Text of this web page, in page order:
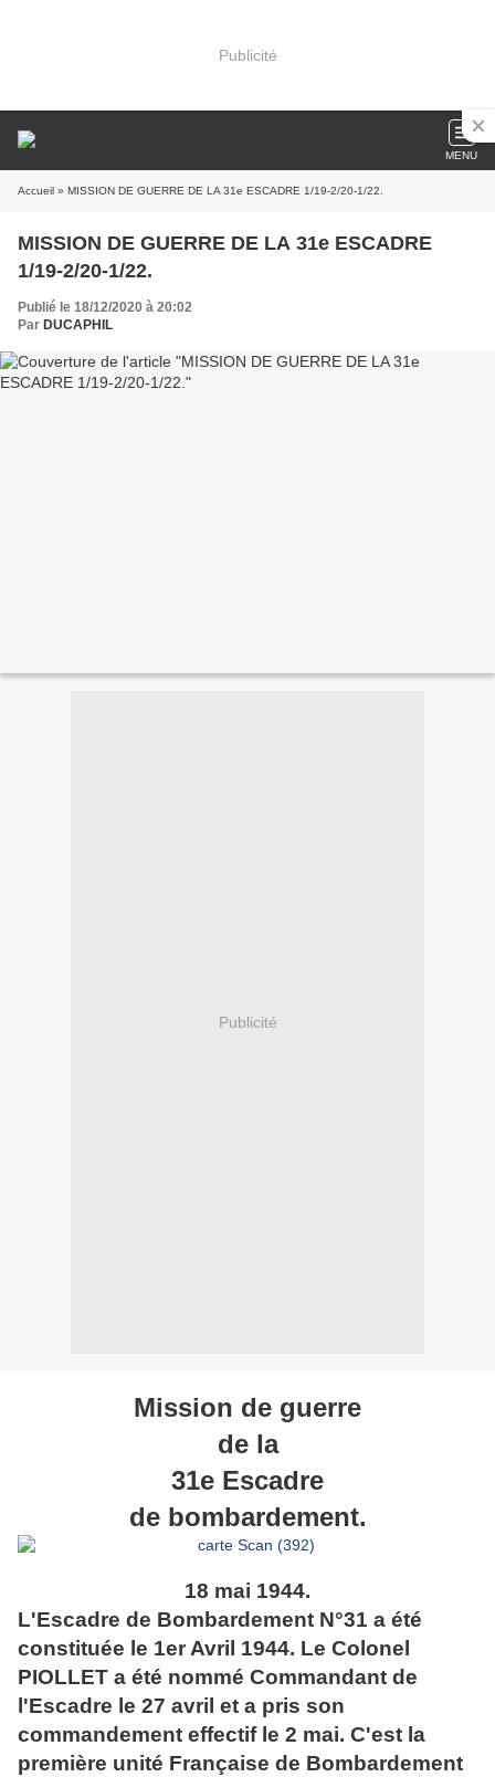
Publicité
MENU
Accueil » MISSION DE GUERRE DE LA 31e ESCADRE 1/19-2/20-1/22.
MISSION DE GUERRE DE LA 31e ESCADRE
1/19-2/20-1/22.
Publié le 18/12/2020 à 20:02
Par DUCAPHIL
Publicité
Mission de guerre
de la
31e Escadre
de bombardement.
18 mai 1944.
L'Escadre de Bombardement N°31 a été
constituée le 1er Avril 1944. Le Colonel
PIOLLET a été nommé Commandant de
l'Escadre le 27 avril et a pris son
commandement effectif le 2 mai. C'est la
première unité Française de Bombardement